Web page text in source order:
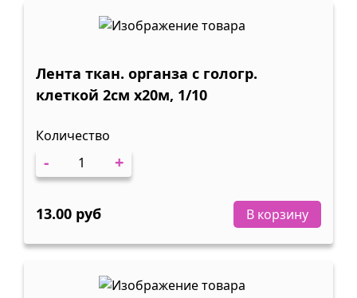
Лента ткан. органза с гологр.
клеткой 2см х20м, 1/10
Количество
- +
13.00 руб В корзину